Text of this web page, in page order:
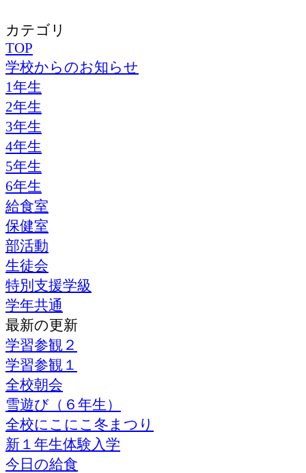
カテゴリ
TOP
学校からのお知らせ
1年生
2年生
3年生
4年生
5年生
6年生
給食室
保健室
部活動
生徒会
特別支援学級
学年共通
最新の更新
学習参観２
学習参観１
全校朝会
雪遊び（６年生）
全校にこにこ冬まつり
新１年生体験入学
今日の給食